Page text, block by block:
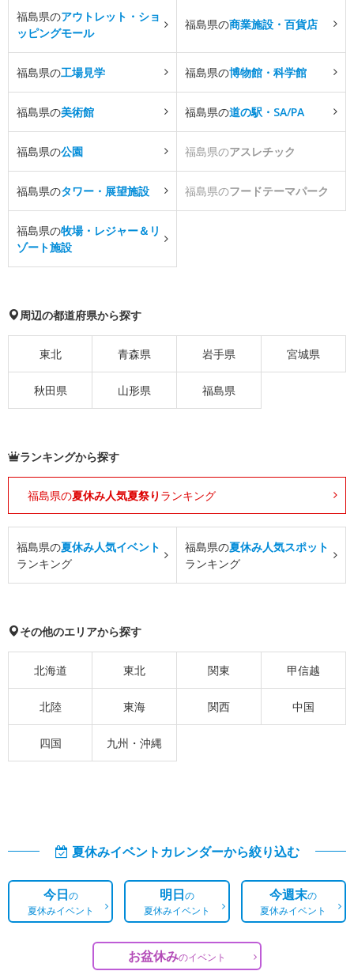
福島県のアウトレット・ショ
ッピングモール
福島県の商業施設・百貨店
福島県の工場見学 福島県の博物館・科学館
福島県の美術館 福島県の道の駅・SA/PA
福島県の公園 福島県のアスレチック
福島県のタワー・展望施設 福島県のフードテーマパーク
福島県の牧場・レジャー＆リ
ゾート施設
周辺の都道府県から探す
東北 青森県 岩手県 宮城県
秋田県 山形県 福島県
ランキングから探す
福島県の夏休み人気夏祭り ランキング
福島県の夏休み人気イベント
ランキング
福島県の夏休み人気スポット
ランキング
その他のエリアから探す
北海道 東北 関東 甲信越
北陸 東海 関西 中国
四国 九州・沖縄
夏休みイベントカレンダーから絞り込む
今日の
夏休みイベント
明日の
夏休みイベント
今週末の
夏休みイベント
お盆休みのイベント